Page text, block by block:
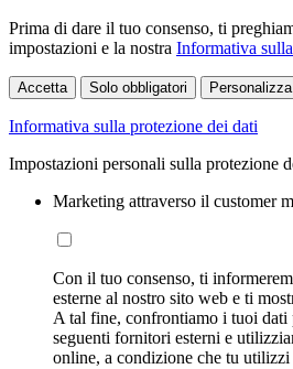
Prima di dare il tuo consenso, ti
impostazioni e la nostra Informativa
Accetta Solo obbligatori
Informativa sulla protezione dei dati
Impostazioni personali sulla protezione
Marketing attraverso il customer
Con il tuo consenso, ti
esterne al nostro sito web e ti
A tal fine, confrontiamo i tuoi dati
seguenti fornitori esterni e
online, a condizione che tu